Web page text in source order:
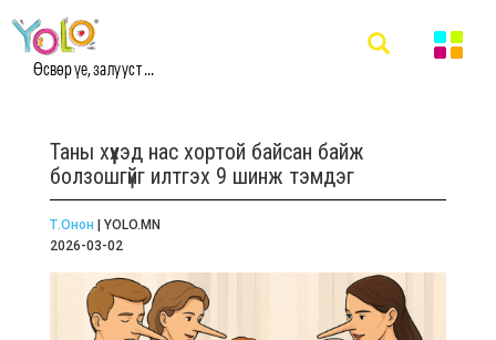
Өсвөр үе, залууст ...
Таны хүүхэд нас хортой байсан байж
болзошгүйг илтгэх 9 шинж тэмдэг
Т.Онон | YOLO.MN
2026-03-02